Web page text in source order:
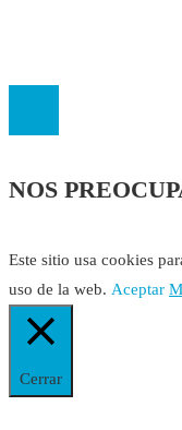
NOS
Este sitio usa cookies
uso de la web. Aceptar
Cerrar